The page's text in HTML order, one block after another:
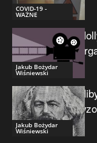
COVID-19 -
WAŻNE
Jakub Bożydar
Wiśniewski
Jakub Bożydar
Wiśniewski